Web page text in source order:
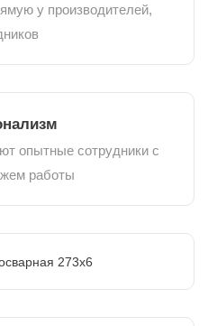
у производителей,
опытные сотрудники с
работы
273х6